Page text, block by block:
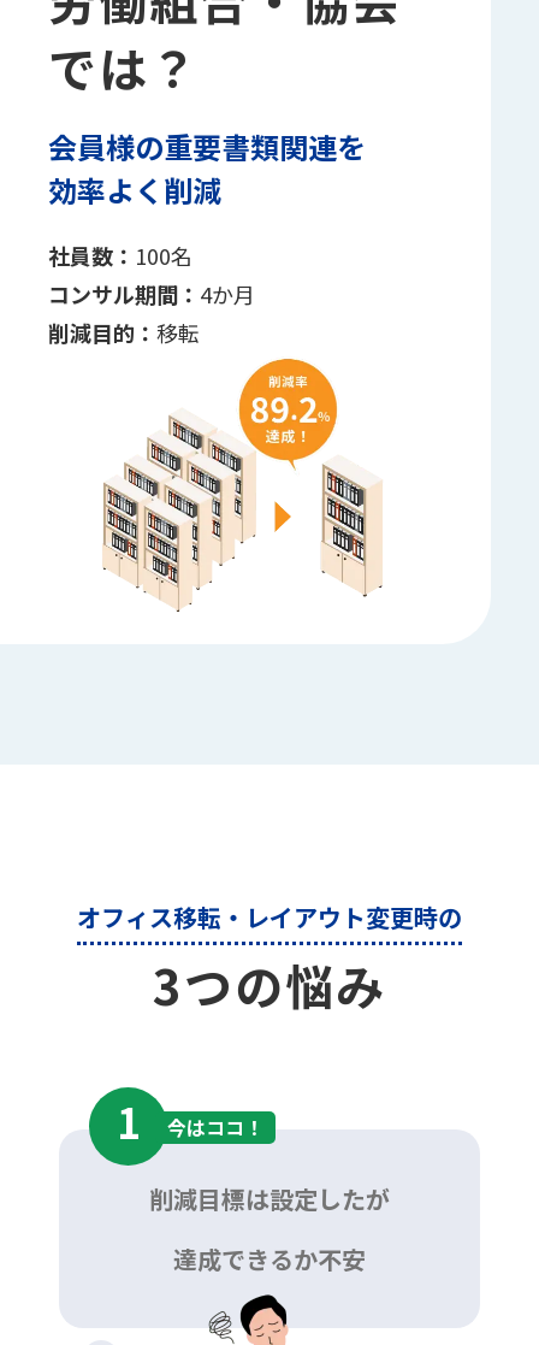
では？
会員様の重要書類関連を
効率よく削減
社員数： 100名
コンサル期間： 4か月
削減目的： 移転
オフィス移転・レイアウト変更時の
3つの悩み
1 今はココ！
削減目標は設定したが
達成できるか不安